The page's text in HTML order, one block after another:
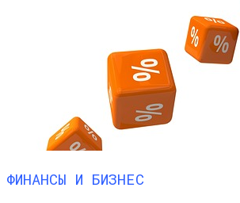
ФИНАНСЫ И БИЗНЕС